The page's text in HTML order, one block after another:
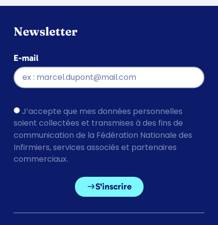
Newsletter
E-mail
J’accepte que mes données personnelles
soient collectées et transmises à des fins de
communication de la Fédération Nationale des
Infirmiers, services associés et partenaires
commerciaux.
S'inscrire